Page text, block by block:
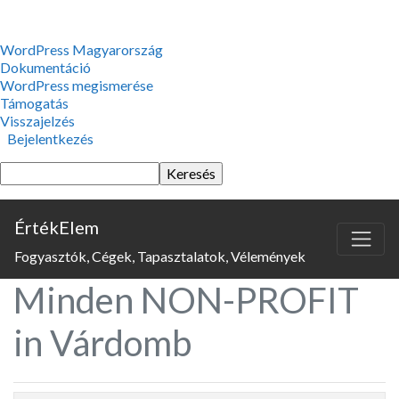
WordPress,
a
csodás
WordPress Magyarország
Dokumentáció
WordPress megismerése
Támogatás
Visszajelzés
Bejelentkezés
Keresés
ÉrtékElem
Fogyasztók, Cégek, Tapasztalatok, Vélemények
Minden NON-PROFIT
in Várdomb